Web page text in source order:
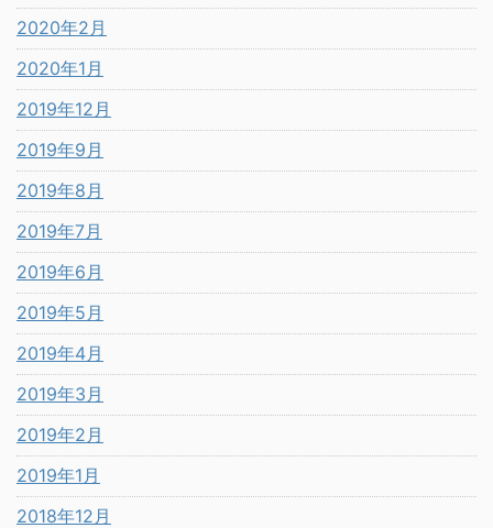
2020年2月
2020年1月
2019年12月
2019年9月
2019年8月
2019年7月
2019年6月
2019年5月
2019年4月
2019年3月
2019年2月
2019年1月
2018年12月